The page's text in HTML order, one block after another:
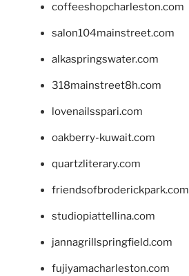
coffeeshopcharleston.com
salon104mainstreet.com
alkaspringswater.com
318mainstreet8h.com
lovenailsspari.com
oakberry-kuwait.com
quartzliterary.com
friendsofbroderickpark.com
studiopiattellina.com
jannagrillspringfield.com
fujiyamacharleston.com